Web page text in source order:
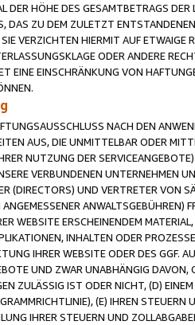
DER HÖHE DES GESAMTBETRAGS
DAS ZU DEM ZULETZT
VERZICHTEN HIERMIT AUF
ODER ANDERE
EINE EINSCHRÄNKUNG VON
NACH DEN
AUS, DIE UNMITTELBAR ODER
NUTZUNG DER
VERBUNDENEN UNTERNEHMEN
(DIRECTORS) UND VERTRETER VON
ANGEMESSENER
WEBSITE ERSCHEINENDEM
INHALTEN ODER
IHRER WEBSITE ODER DES GGF.
UND ZWAR UNABHÄNGIG
ZULÄSSIG IST ODER NICHT, (D)
(E) IHREN
IHRER STEUERN UND